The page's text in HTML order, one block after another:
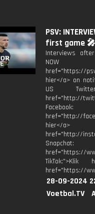
PSV:
first game 🎤
Interviews
NOW
href="https://
hier</a> on
US
href="http://
href="http://
hier</a>
href="http://
href="https://
href="https://
28-09-2024
Voetbal.TV